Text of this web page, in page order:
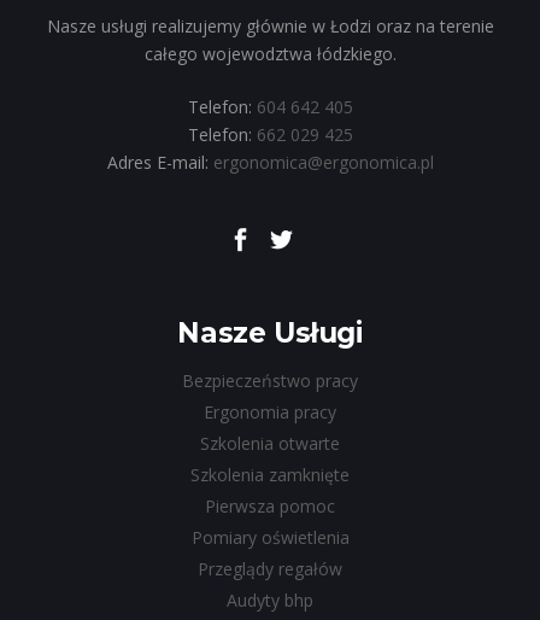
Nasze usługi realizujemy głównie w Łodzi oraz na terenie
całego wojewodztwa łódzkiego.
Telefon: 604 642 405
Telefon: 662 029 425
Adres E-mail: ergonomica@ergonomica.pl
Nasze Usługi
Bezpieczeństwo pracy
Ergonomia pracy
Szkolenia otwarte
Szkolenia zamknięte
Pierwsza pomoc
Pomiary oświetlenia
Przeglądy regałów
Audyty bhp